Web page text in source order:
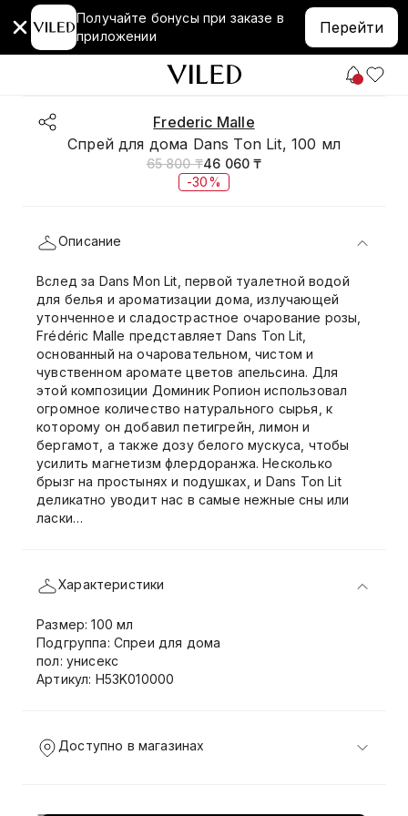
Получайте бонусы при заказе в
приложении
Перейти
Frederic Malle
Спрей для дома Dans Ton Lit, 100 мл
65 800 ₸46 060 ₸
-30%
Описание
Вслед за Dans Mon Lit, первой туалетной водой
для белья и ароматизации дома, излучающей
утонченное и сладострастное очарование розы,
Frédéric Malle представляет Dans Ton Lit,
основанный на очаровательном, чистом и
чувственном аромате цветов апельсина. Для
этой композиции Доминик Ропион использовал
огромное количество натурального сырья, к
которому он добавил петигрейн, лимон и
бергамот, а также дозу белого мускуса, чтобы
усилить магнетизм флердоранжа. Несколько
брызг на простынях и подушках, и Dans Ton Lit
деликатно уводит нас в самые нежные сны или
ласки…
Характеристики
Размер: 100 мл
Подгруппа: Спреи для дома
пол: унисекс
Артикул: H53K010000
Доступно в магазинах